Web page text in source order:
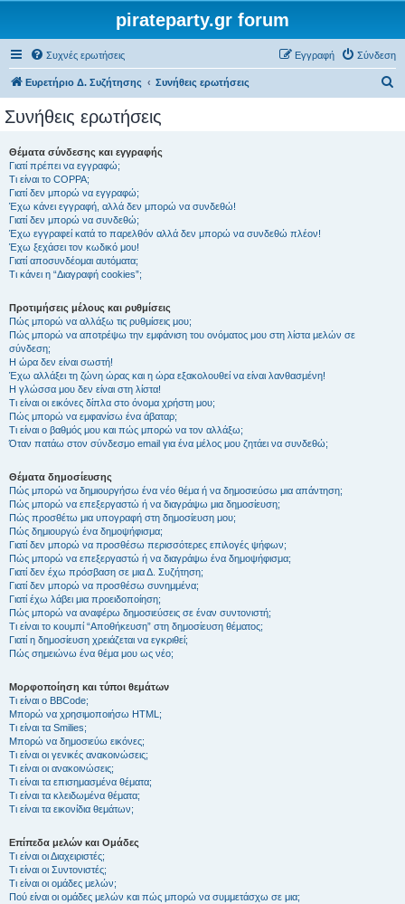
pirateparty.gr forum
Συχνές ερωτήσεις Σύνδεση
Εγγραφή
Ευρετήριο Δ. Συζήτησης Συνήθεις ερωτήσεις
Συνήθεις ερωτήσεις
Θέματα σύνδεσης και εγγραφής
Γιατί πρέπει να εγγραφώ;
Τι είναι το COPPA;
Γιατί δεν μπορώ να εγγραφώ;
Έχω κάνει εγγραφή, αλλά δεν μπορώ να συνδεθώ!
Γιατί δεν μπορώ να συνδεθώ;
Έχω εγγραφεί κατά το παρελθόν αλλά δεν μπορώ να συνδεθώ πλέον!
Έχω ξεχάσει τον κωδικό μου!
Γιατί αποσυνδέομαι αυτόματα;
Τι κάνει η “Διαγραφή cookies”;
Προτιμήσεις μέλους και ρυθμίσεις
Πώς μπορώ να αλλάξω τις ρυθμίσεις μου;
Πώς μπορώ να αποτρέψω την εμφάνιση του ονόματος μου στη λίστα μελών σε
σύνδεση;
Η ώρα δεν είναι σωστή!
Έχω αλλάξει τη ζώνη ώρας και η ώρα εξακολουθεί να είναι λανθασμένη!
Η γλώσσα μου δεν είναι στη λίστα!
Τι είναι οι εικόνες δίπλα στο όνομα χρήστη μου;
Πώς μπορώ να εμφανίσω ένα άβαταρ;
Τι είναι ο βαθμός μου και πώς μπορώ να τον αλλάξω;
Όταν πατάω στον σύνδεσμο email για ένα μέλος μου ζητάει να συνδεθώ;
Θέματα δημοσίευσης
Πώς μπορώ να δημιουργήσω ένα νέο θέμα ή να δημοσιεύσω μια απάντηση;
Πώς μπορώ να επεξεργαστώ ή να διαγράψω μια δημοσίευση;
Πώς προσθέτω μια υπογραφή στη δημοσίευση μου;
Πώς δημιουργώ ένα δημοψήφισμα;
Γιατί δεν μπορώ να προσθέσω περισσότερες επιλογές ψήφων;
Πώς μπορώ να επεξεργαστώ ή να διαγράψω ένα δημοψήφισμα;
Γιατί δεν έχω πρόσβαση σε μια Δ. Συζήτηση;
Γιατί δεν μπορώ να προσθέσω συνημμένα;
Γιατί έχω λάβει μια προειδοποίηση;
Πώς μπορώ να αναφέρω δημοσιεύσεις σε έναν συντονιστή;
Τι είναι το κουμπί “Αποθήκευση” στη δημοσίευση θέματος;
Γιατί η δημοσίευση χρειάζεται να εγκριθεί;
Πώς σημειώνω ένα θέμα μου ως νέο;
Μορφοποίηση και τύποι θεμάτων
Τι είναι ο BBCode;
Μπορώ να χρησιμοποιήσω HTML;
Τι είναι τα Smilies;
Μπορώ να δημοσιεύω εικόνες;
Τι είναι οι γενικές ανακοινώσεις;
Τι είναι οι ανακοινώσεις;
Τι είναι τα επισημασμένα θέματα;
Τι είναι τα κλειδωμένα θέματα;
Τι είναι τα εικονίδια θεμάτων;
Επίπεδα μελών και Ομάδες
Τι είναι οι Διαχειριστές;
Τι είναι οι Συντονιστές;
Τι είναι οι ομάδες μελών;
Πού είναι οι ομάδες μελών και πώς μπορώ να συμμετάσχω σε μια;